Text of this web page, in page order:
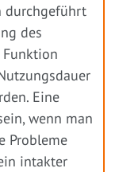
durchgeführt
des
Funktion
Eine
wenn man
Probleme
intakter